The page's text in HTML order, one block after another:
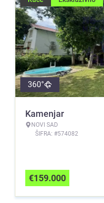
360°
Kamenjar
NOVI SAD
ŠIFRA: #574082
€159.000